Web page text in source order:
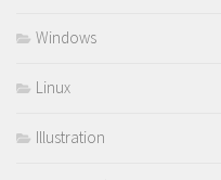
Windows
Linux
Illustration